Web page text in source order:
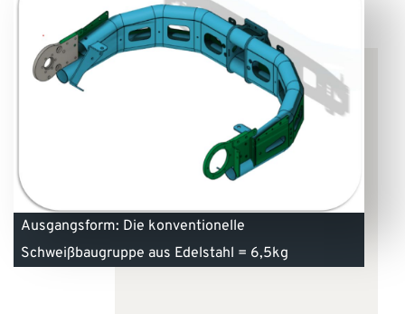
Ausgangsform: Die konventionelle
Schweißbaugruppe aus Edelstahl = 6,5kg